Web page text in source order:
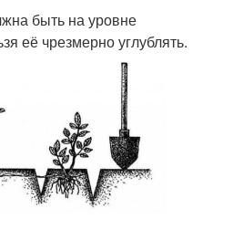
быть на уровне
её чрезмерно углублять.